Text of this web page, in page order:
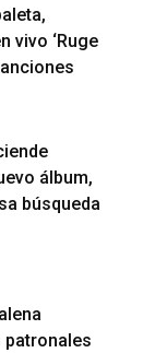
vivo ‘Ruge
álbum,
búsqueda
patronales